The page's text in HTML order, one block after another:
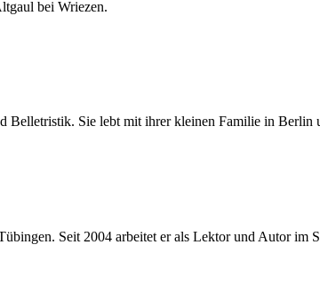
bei Wriezen.
Sie lebt mit ihrer kleinen Familie in Berlin
Seit 2004 arbeitet er als Lektor und Autor im